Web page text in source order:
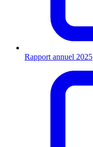
Rapport annuel 2025